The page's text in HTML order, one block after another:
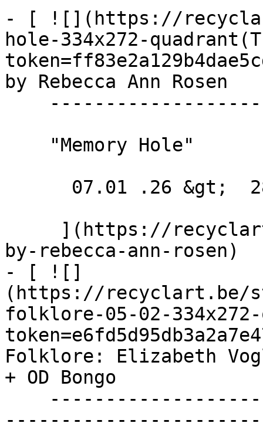
- [ ![](https://
hole-334x272-
by Rebecca Ann Rosen
by-rebecca-ann-rosen)
- [ ![]
(https://recyclart.be/
folklore-05-02-
Folklore: Elizabeth
+ OD Bongo